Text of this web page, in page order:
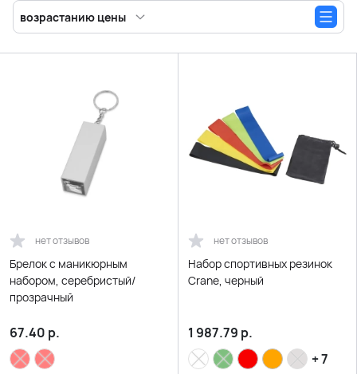
возрастанию цены
нет отзывов
Брелок с маникюрным
набором, серебристый/
прозрачный
67.40 р.
нет отзывов
Набор спортивных резинок
Crane, черный
1 987.79 р.
+ 7